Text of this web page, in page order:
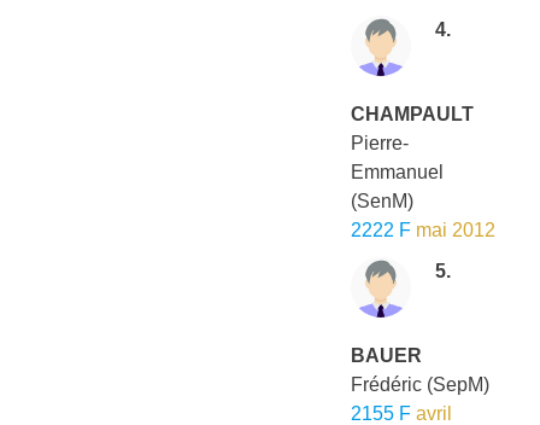
4.
CHAMPAULT
Pierre-
Emmanuel
(SenM)
2222 F mai 2012
5.
BAUER
Frédéric(SepM)
2155 F avril